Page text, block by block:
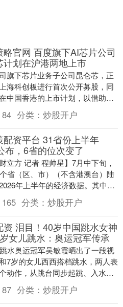
略官网 百度旗下AI芯片公司
计划在沪港两地上市
旗下芯片业务子公司昆仑芯，正
海科创板进行首次公开募股，同
中国香港的上市计划，以借助于
导体股票的投资热情。 向中国证
的文件....
84 分类： 炒股开户
配资平台 31省份上半年
布，6省的位次变了
财立方 记者 程帅星】7月中下旬，
省（区、市）（不含港澳台）陆
年上半年的经济数据。其中，
东、浙江、河南等经济大省跑赢
165 分类： 炒股开户
资 泪目！40岁中国跳水女神
女儿跳水：奥运冠军传承
水奥运冠军吴敏霞晒出了一段视
7岁的女儿西西搭档跳水，两人表
动作，从跳台同步起跳、入水，
一致且水花控制出色。 吴敏霞已
87 分类： 炒股开户